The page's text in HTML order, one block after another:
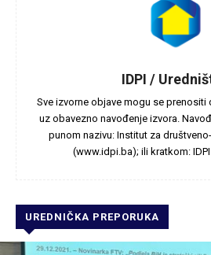
IDPI /
Sve izvorne objave mogu se
uz obavezno navođenje izvora.
punom nazivu: Institut za
(www.idpi.ba); ili kratkom:
UREDNIČKA PREPORUKA